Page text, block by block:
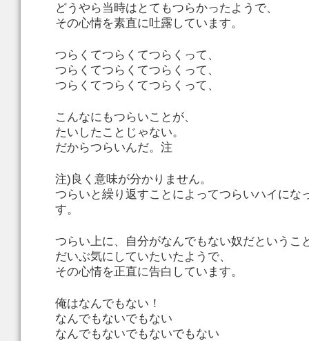
どうやら当時はとてもつらかったようで、
その心情を素直に吐露しています。
つらくてつらくてつらくって、
つらくてつらくてつらくって、
つらくてつらくてつらくって、
こんなにもつらいことが、
たいしたことじゃない。
だからつらいんだ。注
注)良く意味が分かりません。
つらいと繰り返すことによってつらいハイにな
す。
つらい上に、自分がなんでもない奴だというこ
だいぶ気にしていたいたようで、
その心情を正直に告白しています。
俺はなんでもない！
なんでもないでもない
なんでもないでもないでもない